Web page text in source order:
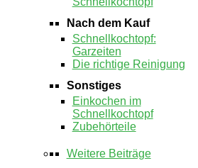
Nach dem Kauf
Schnellkochtopf:
Garzeiten
Die richtige Reinigung
Sonstiges
Einkochen im
Schnellkochtopf
Zubehörteile
Weitere Beiträge